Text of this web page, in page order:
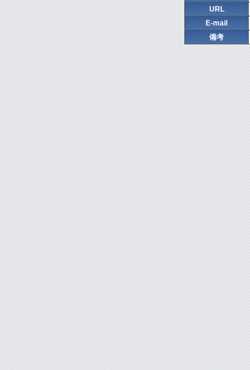
URL
E-mail
備考